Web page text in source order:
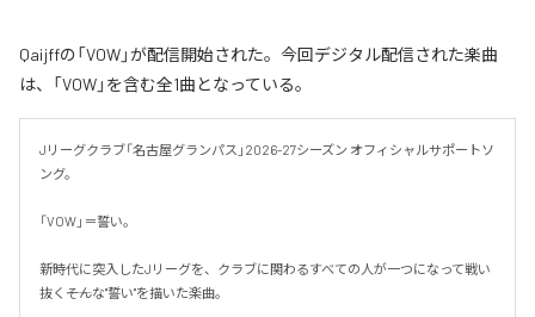
Qaijffの「VOW」が配信開始された。今回デジタル配信された楽曲
は、「VOW」を含む全1曲となっている。
Jリーグクラブ「名古屋グランパス」2026-27シーズン オフィシャルサポートソ
ング。
「VOW」＝誓い。
新時代に突入したJリーグを、クラブに関わるすべての人が一つになって戦い
抜く――そんな"誓い"を描いた楽曲。